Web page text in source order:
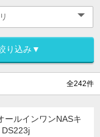
り込み▼
全242件
ールインワンNASキ
DS223j